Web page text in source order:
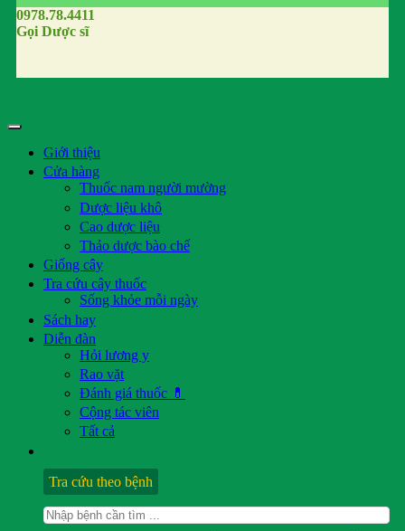
0978.78.4411
Gọi Dược sĩ
Giới thiệu
Cửa hàng
Thuốc nam người mường
Dược liệu khô
Cao dược liệu
Thảo dược bào chế
Giống cây
Tra cứu cây thuốc
Sống khỏe mỗi ngày
Sách hay
Diễn đàn
Hỏi lương y
Rao vặt
Đánh giá thuốc 💊
Cộng tác viên
Tất cả
Tra cứu theo bệnh